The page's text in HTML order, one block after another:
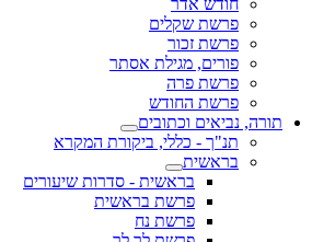
חודש אדר
פרשת שקלים
פרשת זכור
פורים, מגילת אסתר
פרשת פרה
פרשת החודש
תורה, נביאים וכתובים
תנ"ך - כללי, ביקורת המקרא
בראשית
בראשית - סדרות שיעורים
פרשת בראשית
פרשת נח